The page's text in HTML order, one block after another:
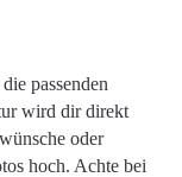
passenden
wird dir direkt
oder
hoch. Achte bei